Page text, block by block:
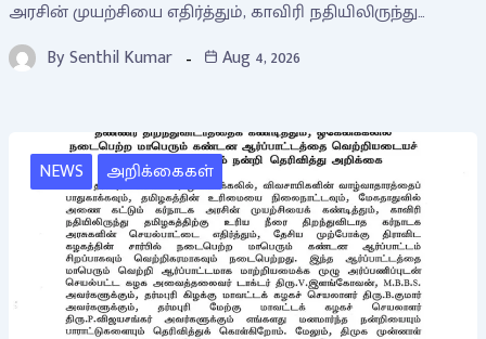
அரசின் முயற்சியை எதிர்த்தும், காவிரி நதியிலிருந்து…
BySenthil Kumar Aug 4, 2026
NEWS அறிக்கைகள்